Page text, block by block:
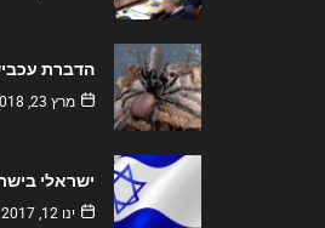
הדברת
מרץ 23, 2018
ישראלי
ינו 12, 2017